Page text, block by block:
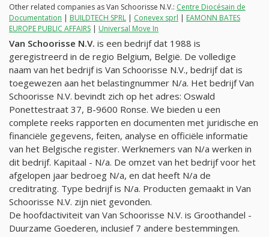
Other related companies as Van Schoorisse N.V.: Centre Diocésain de
Documentation | BUILDTECH SPRL | Conevex sprl | EAMONN BATES
EUROPE PUBLIC AFFAIRS | Universal Move In
Van Schoorisse N.V. is een bedrijf dat 1988 is
geregistreerd in de regio Belgium, België. De volledige
naam van het bedrijf is Van Schoorisse N.V., bedrijf dat is
toegewezen aan het belastingnummer N/a. Het bedrijf Van
Schoorisse N.V. bevindt zich op het adres: Oswald
Ponettestraat 37, B-9600 Ronse. We bieden u een
complete reeks rapporten en documenten met juridische en
financiële gegevens, feiten, analyse en officiële informatie
van het Belgische register. Werknemers van N/a werken in
dit bedrijf. Kapitaal - N/a. De omzet van het bedrijf voor het
afgelopen jaar bedroeg N/a, en dat heeft N/a de
creditrating. Type bedrijf is N/a. Producten gemaakt in Van
Schoorisse N.V. zijn niet gevonden.
De hoofdactiviteit van Van Schoorisse N.V. is Groothandel -
Duurzame Goederen, inclusief 7 andere bestemmingen.